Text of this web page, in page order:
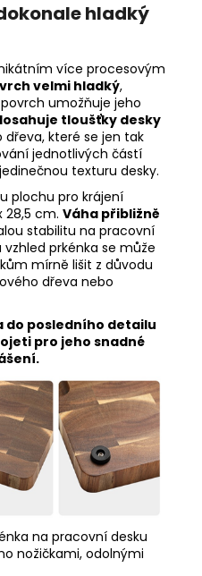
hladký
více procesovým
velmi hladký,
umožňuje jeho
tloušťky desky
dřeva, které se jen tak
jednotlivých částí
texturu desky.
plochu pro krájení
28,5 cm. Váha přibližně
stabilitu na pracovní
vzhled prkénka se může
mírně lišit z důvodu
dřeva nebo
do posledního detailu
pro jeho snadné
na pracovní desku
nožičkami, odolnými